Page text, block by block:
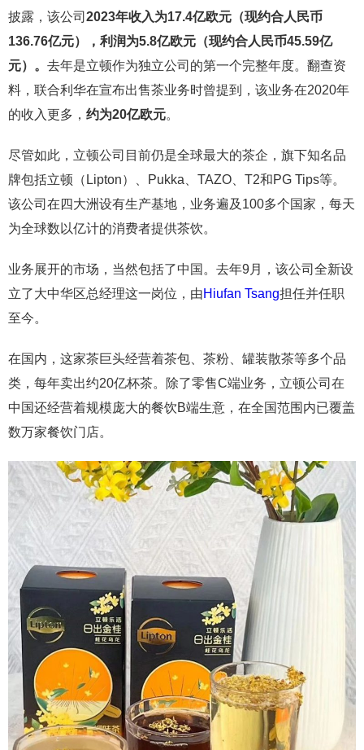
披露，该公司 2023年收入为17.4亿欧元（现约合人民币
136.76亿元），利润为5.8亿欧元（现约合人民币45.59亿
元）。 去年是立顿作为独立公司的第一个完整年度。翻查资
料，联合利华在宣布出售茶业务时曾提到，该业务在2020年
的收入更多， 约为20亿欧元。
尽管如此，立顿公司目前仍是全球最大的茶企，旗下知名品
牌包括立顿（Lipton）、Pukka、TAZO、T2和PG Tips等。
该公司在四大洲设有生产基地，业务遍及100多个国家，每天
为全球数以亿计的消费者提供茶饮。
业务展开的市场，当然包括了中国。去年9月，该公司全新设
立了大中华区总经理这一岗位，由Hiufan Tsang担任并任职
至今。
在国内，这家茶巨头经营着茶包、茶粉、罐装散茶等多个品
类，每年卖出约20亿杯茶。除了零售C端业务，立顿公司在
中国还经营着规模庞大的餐饮B端生意，在全国范围内已覆盖
数万家餐饮门店。